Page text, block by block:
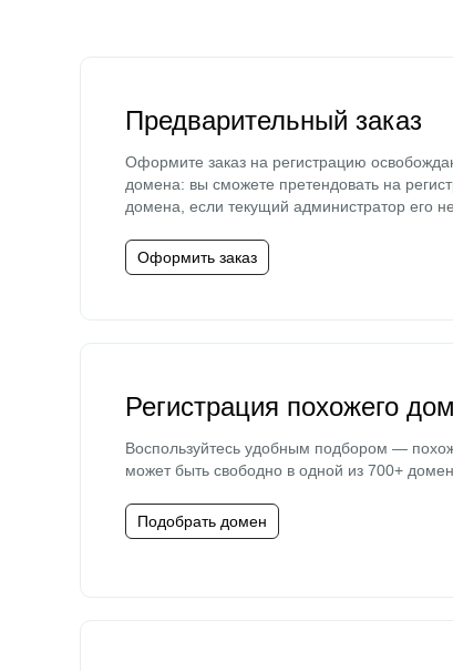
Предварительный заказ
Оформите заказ на регистрацию
домена: вы сможете претендовать на
домена, если текущий администратор его
Оформить заказ
Регистрация похожего
Воспользуйтесь удобным подбором —
может быть свободно в одной из 700+
Подобрать домен